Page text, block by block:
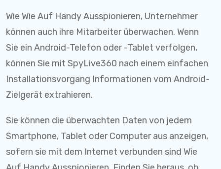
Wie Wie Auf Handy Ausspionieren, Unternehmer
können auch ihre Mitarbeiter überwachen. Wenn
Sie ein Android-Telefon oder -Tablet verfolgen,
können Sie mit SpyLive360 nach einem einfachen
Installationsvorgang Informationen vom Android-
Zielgerät extrahieren.
Sie können die überwachten Daten von jedem
Smartphone, Tablet oder Computer aus anzeigen,
sofern sie mit dem Internet verbunden sind Wie